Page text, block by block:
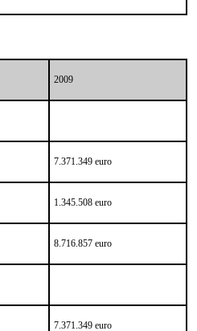
2009
7.371.349 euro
1.345.508 euro
8.716.857 euro
7.371.349 euro